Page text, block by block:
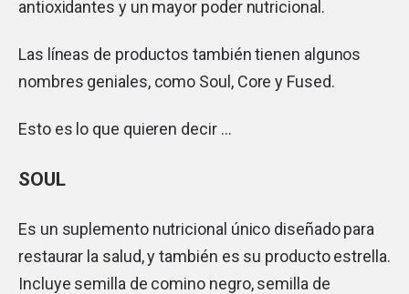
antioxidantes y un mayor poder nutricional.
Las líneas de productos también tienen algunos
nombres geniales, como Soul, Core y Fused.
Esto es lo que quieren decir …
SOUL
Es un suplemento nutricional único diseñado para
restaurar la salud, y también es su producto estrella.
Incluye semilla de comino negro, semilla de